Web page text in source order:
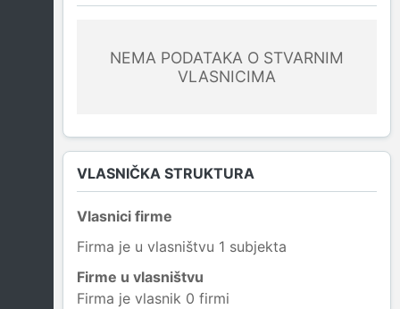
NEMA PODATAKA O STVARNIM
VLASNICIMA
VLASNIČKA STRUKTURA
Vlasnici firme
Firma je u vlasništvu 1 subjekta
Firme u vlasništvu
Firma je vlasnik 0 firmi